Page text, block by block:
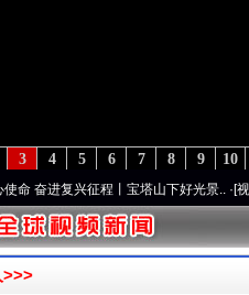
10
9
8
7
6
5
4
3
复兴征程丨宝塔山下好光景..·[视频]因党
>>>